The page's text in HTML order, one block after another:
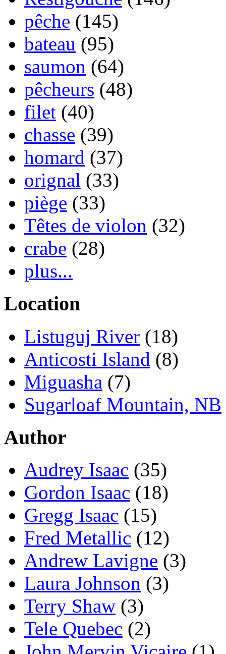
pêche (145)
bateau (95)
saumon (64)
pêcheurs (48)
filet (40)
chasse (39)
homard (37)
orignal (33)
piège (33)
Têtes de violon (32)
crabe (28)
plus...
Location
Listuguj River (18)
Anticosti Island (8)
Miguasha (7)
Sugarloaf Mountain, NB
Author
Audrey Isaac (35)
Gordon Isaac (18)
Gregg Isaac (15)
Fred Metallic (12)
Andrew Lavigne (3)
Laura Johnson (3)
Terry Shaw (3)
Tele Quebec (2)